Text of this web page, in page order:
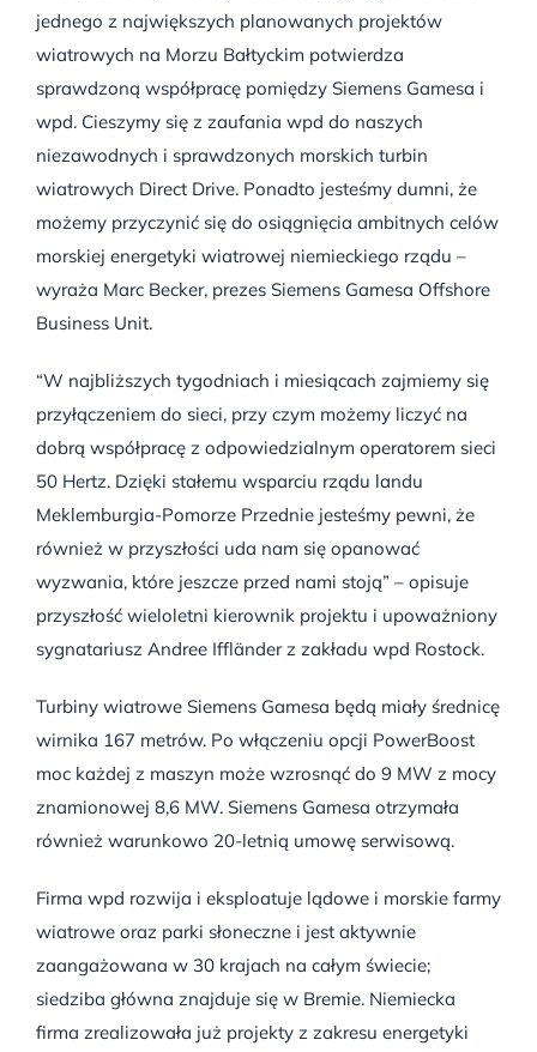
jednego z największych planowanych projektów
wiatrowych na Morzu Bałtyckim potwierdza
sprawdzoną współpracę pomiędzy Siemens Gamesa i
wpd. Cieszymy się z zaufania wpd do naszych
niezawodnych i sprawdzonych morskich turbin
wiatrowych Direct Drive. Ponadto jesteśmy dumni, że
możemy przyczynić się do osiągnięcia ambitnych celów
morskiej energetyki wiatrowej niemieckiego rządu –
wyraża Marc Becker, prezes Siemens Gamesa Offshore
Business Unit.
“W najbliższych tygodniach i miesiącach zajmiemy się
przyłączeniem do sieci, przy czym możemy liczyć na
dobrą współpracę z odpowiedzialnym operatorem sieci
50 Hertz. Dzięki stałemu wsparciu rządu landu
Meklemburgia-Pomorze Przednie jesteśmy pewni, że
również w przyszłości uda nam się opanować
wyzwania, które jeszcze przed nami stoją” – opisuje
przyszłość wieloletni kierownik projektu i upoważniony
sygnatariusz Andree Iffländer z zakładu wpd Rostock.
Turbiny wiatrowe Siemens Gamesa będą miały średnicę
wirnika 167 metrów. Po włączeniu opcji PowerBoost
moc każdej z maszyn może wzrosnąć do 9 MW z mocy
znamionowej 8,6 MW. Siemens Gamesa otrzymała
również warunkowo 20-letnią umowę serwisową.
Firma wpd rozwija i eksploatuje lądowe i morskie farmy
wiatrowe oraz parki słoneczne i jest aktywnie
zaangażowana w 30 krajach na całym świecie;
siedziba główna znajduje się w Bremie. Niemiecka
firma zrealizowała już projekty z zakresu energetyki